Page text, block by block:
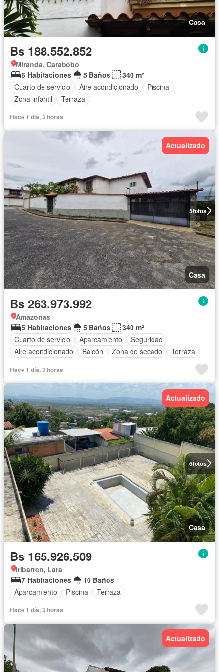
Casa
Bs 188.552.852
Miranda, Carabobo
6 Habitaciones
5 Baños
340 m²
Cuarto de servicio
Aire acondicionado
Piscina
Zona infantil
Terraza
Hace 1 día, 3 horas
5fotos
Actualizado
Casa
Bs 263.973.992
Amazonas
5 Habitaciones
5 Baños
340 m²
Cuarto de servicio
Aparcamiento
Seguridad
Aire acondicionado
Balcón Zona de secado Terraza
Hace 1 día, 3 horas
5fotos
Actualizado
Casa
Bs 165.926.509
Iribarren, Lara
7 Habitaciones
10 Baños
Aparcamiento
Piscina Terraza
Hace 1 día, 3 horas
Actualizado